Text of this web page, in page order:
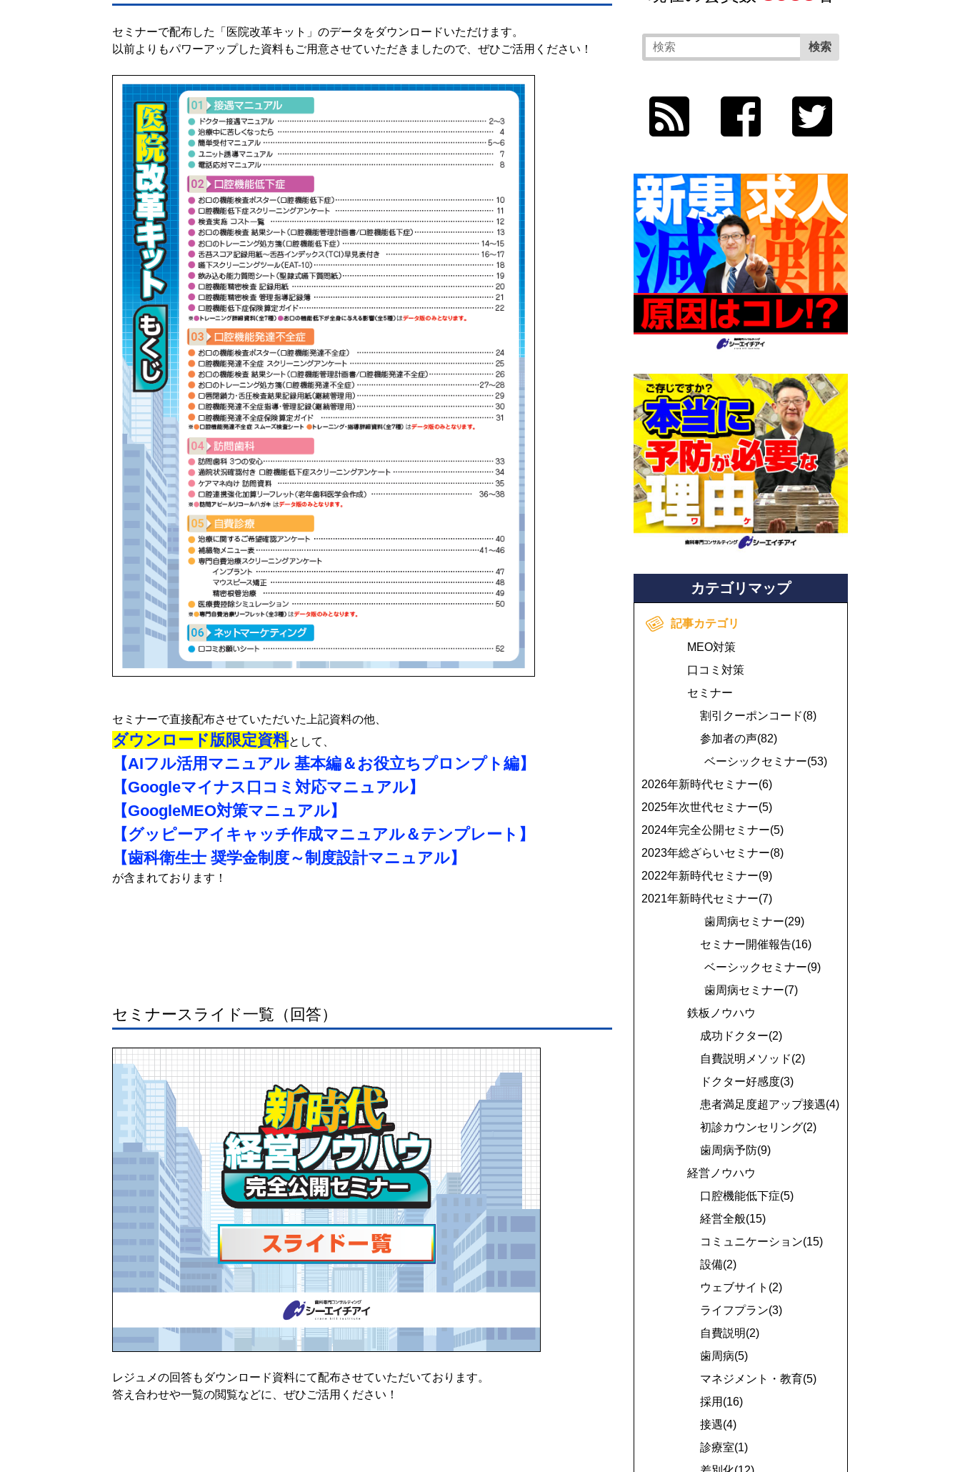
セミナーで配布した「医院改革キット」のデータをダウンロードいただけます。
以前よりもパワーアップした資料もご用意させていただきましたので、ぜひご活用ください！
セミナーで直接配布させていただいた上記資料の他、
ダウンロード版限定資料として、
【AIフル活用マニュアル 基本編＆お役立ちプロンプト編】
【Googleマイナス口コミ対応マニュアル】
【GoogleMEO対策マニュアル】
【グッピーアイキャッチ作成マニュアル＆テンプレート】
【歯科衛生士 奨学金制度～制度設計マニュアル】
が含まれております！
セミナースライド一覧（回答）
レジュメの回答もダウンロード資料にて配布させていただいております。
答え合わせや一覧の閲覧などに、ぜひご活用ください！
カテゴリマップ
記事カテゴリ
MEO対策
口コミ対策
セミナー
割引クーポンコード(8)
参加者の声(82)
ベーシックセミナー(53)
2026年新時代セミナー(6)
2025年次世代セミナー(5)
2024年完全公開セミナー(5)
2023年総ざらいセミナー(8)
2022年新時代セミナー(9)
2021年新時代セミナー(7)
歯周病セミナー(29)
セミナー開催報告(16)
ベーシックセミナー(9)
歯周病セミナー(7)
鉄板ノウハウ
成功ドクター(2)
自費説明メソッド(2)
ドクター好感度(3)
患者満足度超アップ接遇(4)
初診カウンセリング(2)
歯周病予防(9)
経営ノウハウ
口腔機能低下症(5)
経営全般(15)
コミュニケーション(15)
設備(2)
ウェブサイト(2)
ライフプラン(3)
自費説明(2)
歯周病(5)
マネジメント・教育(5)
採用(16)
接遇(4)
診療室(1)